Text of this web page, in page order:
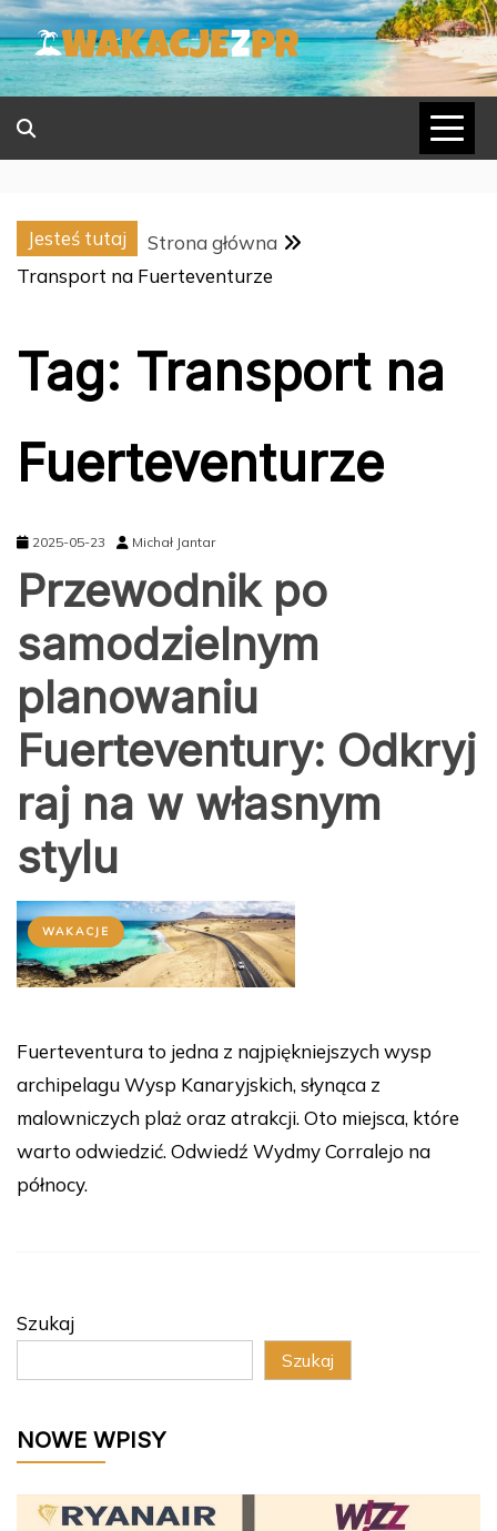
Skip
to
content
Jesteś tutaj
Strona główna
Transport na Fuerteventurze
Tag: Transport na
Fuerteventurze
2025-05-23 Michał Jantar
Przewodnik po
samodzielnym
planowaniu
Fuerteventury: Odkryj
raj na w własnym
stylu
WAKACJE
Fuerteventura to jedna z najpiękniejszych wysp
archipelagu Wysp Kanaryjskich, słynąca z
malowniczych plaż oraz atrakcji. Oto miejsca, które
warto odwiedzić. Odwiedź Wydmy Corralejo na
północy.
Szukaj
Szukaj
NOWE WPISY